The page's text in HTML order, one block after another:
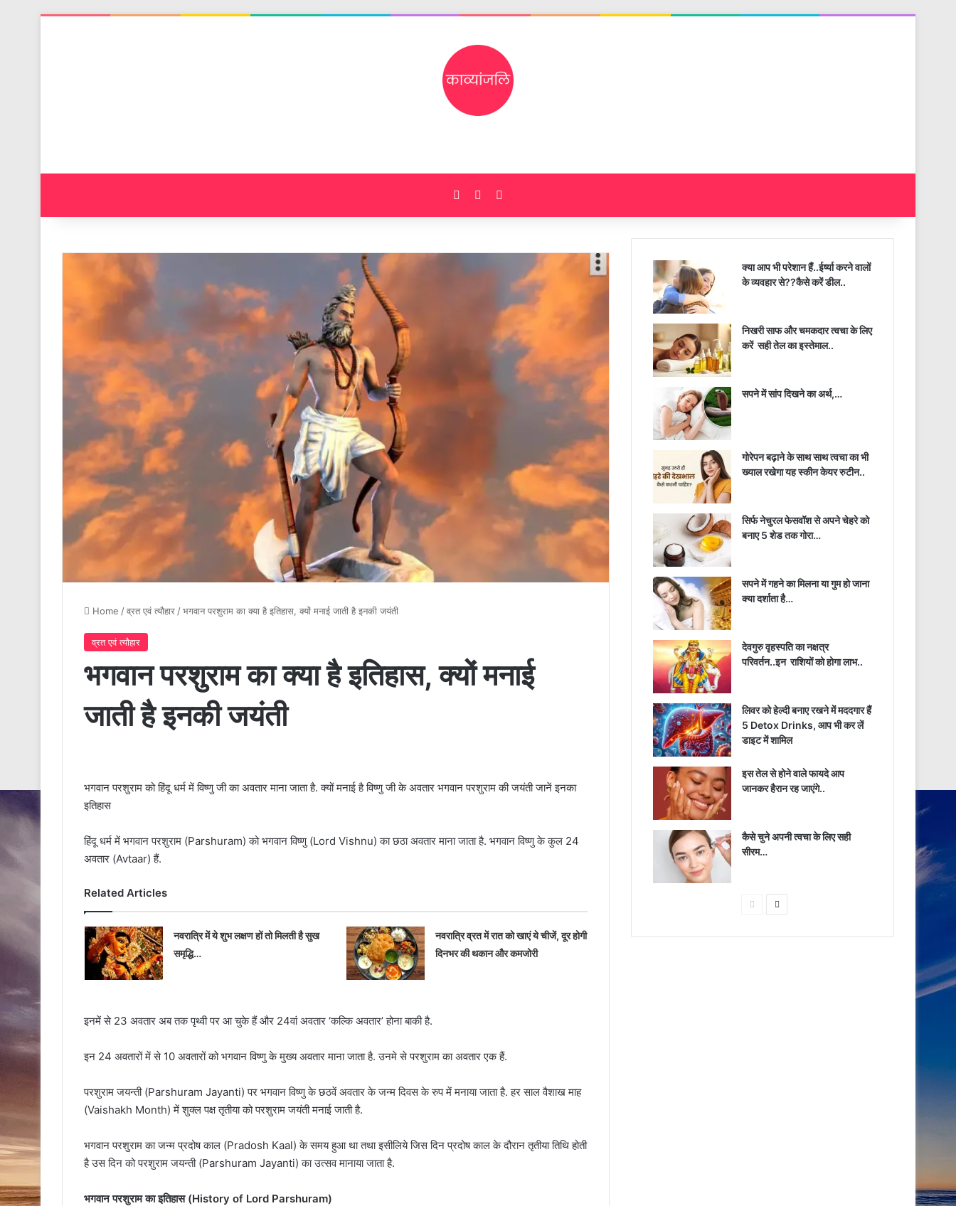
Facebook
Home /व्रत एवं त्यौहार /भगवान परशुराम का क्या है इतिहास, क्यों मनाई जाती है इनकी जयंती
व्रत एवं त्यौहार
भगवान परशुराम का क्या है इतिहास, क्यों मनाई
जाती है इनकी जयंती
भगवान परशुराम को हिंदू धर्म में विष्णु जी का अवतार माना जाता है. क्यों मनाई है विष्णु जी के अवतार भगवान परशुराम की जयंती जानें इनका
इतिहास
हिंदू धर्म में भगवान परशुराम (Parshuram) को भगवान विष्णु (Lord Vishnu) का छठा अवतार माना जाता है. भगवान विष्णु के कुल 24
अवतार (Avtaar) हैं.
Related Articles
नवरात्रि में ये शुभ लक्षण हों तो मिलती है सुख
समृद्धि…
नवरात्रि व्रत में रात को खाएं ये चीजें, दूर होगी
दिनभर की थकान और कमजोरी
इनमें से 23 अवतार अब तक पृथ्वी पर आ चुके हैं और 24वां अवतार ‘कल्कि अवतार’ होना बाकी है.
इन 24 अवतारों में से 10 अवतारों को भगवान विष्णु के मुख्य अवतार माना जाता है. उनमे से परशुराम का अवतार एक हैं.
परशुराम जयन्ती (Parshuram Jayanti) पर भगवान विष्णु के छठवें अवतार के जन्म दिवस के रुप में मनाया जाता है. हर साल वैशाख माह
(Vaishakh Month) में शुक्ल पक्ष तृतीया को परशुराम जयंती मनाई जाती है.
भगवान परशुराम का जन्म प्रदोष काल (Pradosh Kaal) के समय हुआ था तथा इसीलिये जिस दिन प्रदोष काल के दौरान तृतीया तिथि होती
है उस दिन को परशुराम जयन्ती (Parshuram Jayanti) का उत्सव मानाया जाता है.
भगवान परशुराम का इतिहास (History of Lord Parshuram)
क्या आप भी परेशान हैं..ईर्ष्या करने वालों
के व्यवहार से??कैसे करें डील..
निखरी साफ और चमकदार त्वचा के लिए
करें सही तेल का इस्तेमाल..
सपने में सांप दिखने का अर्थ,…
गोरेपन बढ़ाने के साथ साथ त्वचा का भी
ख्याल रखेगा यह स्कीन केयर रुटीन..
सिर्फ नेचुरल फेसवॉश से अपने चेहरे को
बनाए 5 शेड तक गोरा…
सपने में गहने का मिलना या गुम हो जाना
क्या दर्शाता है…
देवगुरु वृहस्पति का नक्षत्र
परिवर्तन..इन राशियों को होगा लाभ..
लिवर को हेल्दी बनाए रखने में मददगार हैं
5 Detox Drinks, आप भी कर लें
डाइट में शामिल
इस तेल से होने वाले फायदे आप
जानकर हैरान रह जाएंगे..
कैसे चुने अपनी त्वचा के लिए सही
सीरम…
PreviousNext